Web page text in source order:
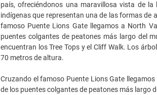
país, ofreciéndonos una maravillosa vista de
indígenas que representan una de las formas de
famoso Puente Lions Gate llegamos a North
puentes colgantes de peatones más largo del
encuentran los Tree Tops y el Cliff Walk. Los
70 metros de altura.
Cruzando el famoso Puente Lions Gate
de los puentes colgantes de peatones más largo